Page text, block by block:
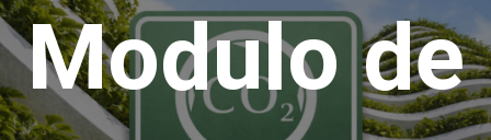
Modulo de